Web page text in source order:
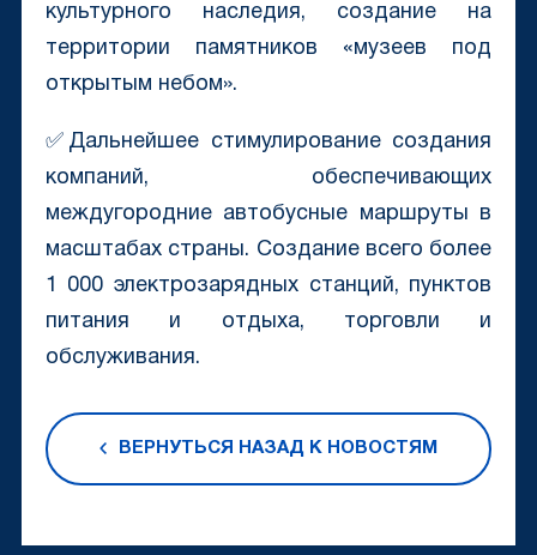
культурного наследия, создание на
территории памятников «музеев под
открытым небом».
✅Дальнейшее стимулирование создания
компаний, обеспечивающих
междугородние автобусные маршруты в
масштабах страны. Создание всего более
1 000 электрозарядных станций, пунктов
питания и отдыха, торговли и
обслуживания.
ВЕРНУТЬСЯ НАЗАД К НОВОСТЯМ